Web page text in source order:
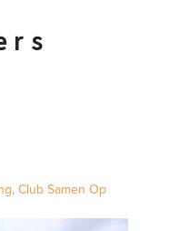
Club Samen Op